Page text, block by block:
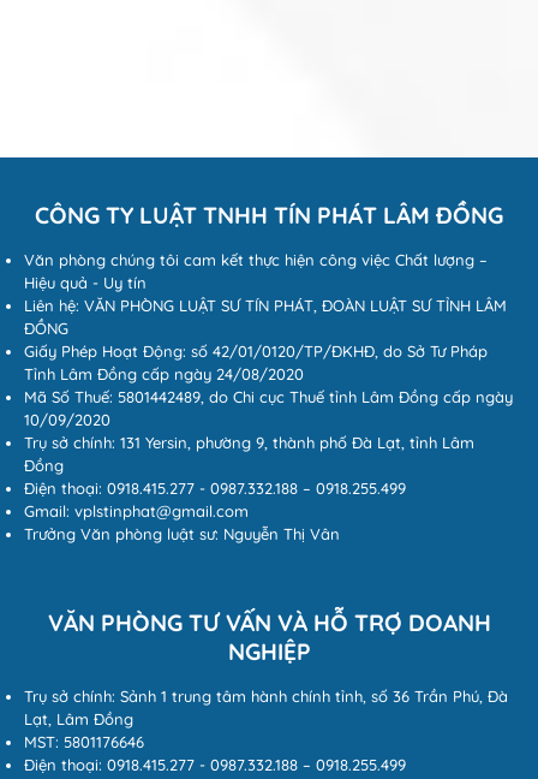
CÔNG TY LUẬT TNHH TÍN PHÁT LÂM ĐỒNG
Văn phòng chúng tôi cam kết thực hiện công việc Chất lượng –
Hiệu quả - Uy tín
Liên hệ: VĂN PHÒNG LUẬT SƯ TÍN PHÁT, ĐOÀN LUẬT SƯ TỈNH LÂM
ĐỒNG
Giấy Phép Hoạt Động: số 42/01/0120/TP/ĐKHĐ, do Sở Tư Pháp
Tỉnh Lâm Đồng cấp ngày 24/08/2020
Mã Số Thuế: 5801442489, do Chi cục Thuế tỉnh Lâm Đồng cấp ngày
10/09/2020
Trụ sở chính: 131 Yersin, phường 9, thành phố Đà Lạt, tỉnh Lâm
Đồng
Điện thoại: 0918.415.277 - 0987.332.188 – 0918.255.499
Gmail: vplstinphat@gmail.com
Trưởng Văn phòng luật sư: Nguyễn Thị Vân
VĂN PHÒNG TƯ VẤN VÀ HỖ TRỢ DOANH
NGHIỆP
Trụ sở chính: Sảnh 1 trung tâm hành chính tỉnh, số 36 Trần Phú, Đà
Lạt, Lâm Đồng
MST: 5801176646
Điện thoại: 0918.415.277 - 0987.332.188 – 0918.255.499